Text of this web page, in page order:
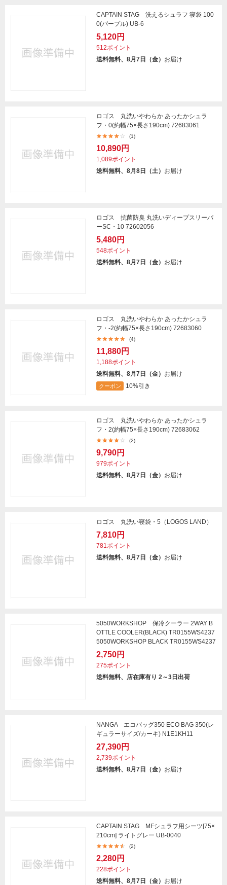
CAPTAIN STAG 洗えるシュラフ 寝袋 100
0(パープル) UB-6
5,120円
512ポイント
送料無料、8月7日（金） お届け
ロゴス 丸洗いやわらか あったかシュラ
フ・0(約幅75×長さ190cm) 72683061
(1)
10,890円
1,089ポイント
送料無料、8月8日（土） お届け
ロゴス 抗菌防臭 丸洗いディープスリーパ
ーSC・10 72602056
5,480円
548ポイント
送料無料、8月7日（金） お届け
ロゴス 丸洗いやわらか あったかシュラ
フ・-2(約幅75×長さ190cm) 72683060
(4)
11,880円
1,188ポイント
送料無料、8月7日（金） お届け
クーポン 10%引き
ロゴス 丸洗いやわらか あったかシュラ
フ・2(約幅75×長さ190cm) 72683062
(2)
9,790円
979ポイント
送料無料、8月7日（金） お届け
ロゴス 丸洗い寝袋・5（LOGOS LAND）
7,810円
781ポイント
送料無料、8月7日（金） お届け
5050WORKSHOP 保冷クーラー 2WAY B
OTTLE COOLER(BLACK) TR0155WS4237
5050WORKSHOP BLACK TR0155WS4237
2,750円
275ポイント
送料無料、店在庫有り 2～3日出荷
NANGA エコバッグ350 ECO BAG 350(レ
ギュラーサイズ/カーキ) N1E1KH11
27,390円
2,739ポイント
送料無料、8月7日（金） お届け
CAPTAIN STAG MFシュラフ用シーツ[75×
210cm] ライトグレー UB-0040
(2)
2,280円
228ポイント
送料無料、8月7日（金） お届け